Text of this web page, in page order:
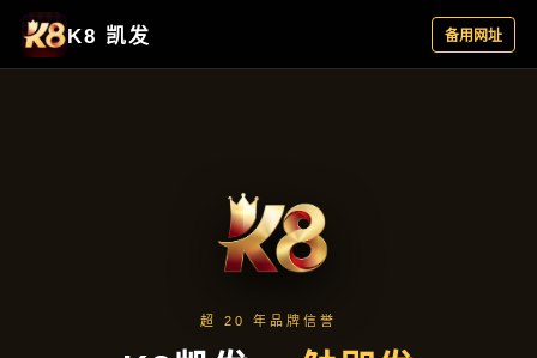
公司动态
首页 公司动态